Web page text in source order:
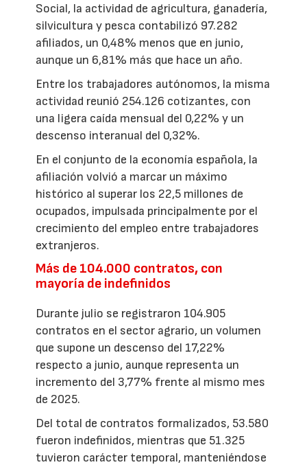
Social, la actividad de agricultura, ganadería,
silvicultura y pesca contabilizó 97.282
afiliados, un 0,48% menos que en junio,
aunque un 6,81% más que hace un año.
Entre los trabajadores autónomos, la misma
actividad reunió 254.126 cotizantes, con
una ligera caída mensual del 0,22% y un
descenso interanual del 0,32%.
En el conjunto de la economía española, la
afiliación volvió a marcar un máximo
histórico al superar los 22,5 millones de
ocupados, impulsada principalmente por el
crecimiento del empleo entre trabajadores
extranjeros.
Más de 104.000 contratos, con
mayoría de indefinidos
Durante julio se registraron 104.905
contratos en el sector agrario, un volumen
que supone un descenso del 17,22%
respecto a junio, aunque representa un
incremento del 3,77% frente al mismo mes
de 2025.
Del total de contratos formalizados, 53.580
fueron indefinidos, mientras que 51.325
tuvieron carácter temporal, manteniéndose